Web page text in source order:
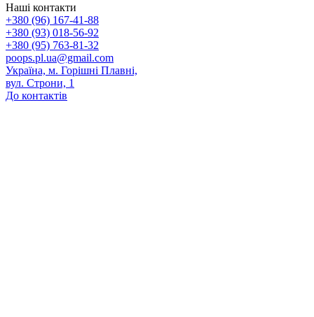
Наші контакти
+380 (96) 167-41-88
+380 (93) 018-56-92
+380 (95) 763-81-32
poops.pl.ua@gmail.com
Україна, м. Горішні Плавні,
вул. Строни, 1
До контактів